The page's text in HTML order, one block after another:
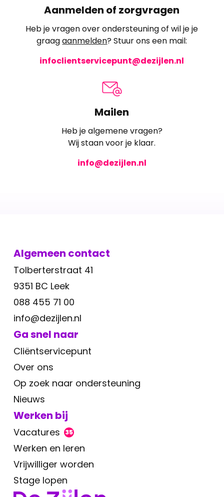
Aanmelden of zorgvragen
Heb je vragen over ondersteuning of wil je je
graagaanmelden? Stuur ons een mail:
infoclientservicepunt@dezijlen.nl
Mailen
Heb je algemene vragen?
Wij staan voor je klaar.
info@dezijlen.nl
Algemeen contact
Tolberterstraat 41
9351 BC Leek
088 455 71 00
info@dezijlen.nl
Ga snel naar
Cliëntservicepunt
Over ons
Op zoek naar ondersteuning
Nieuws
Werken bij
Vacatures 35
Werken en leren
Vrijwilliger worden
Stage lopen